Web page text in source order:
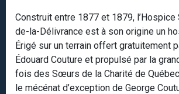
Construit entre 1877 et 1879,
de-la-Délivrance est à son origine un
Érigé sur un terrain offert gratuitement
Édouard Couture et propulsé par la
fois des Sœurs de la Charité de
le mécénat d’exception de George